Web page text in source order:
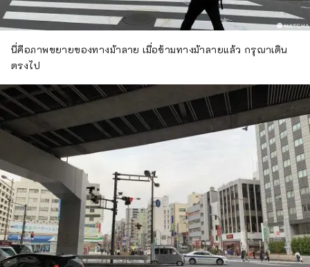
นี่คือภาพขยายของทางม้าลาย เมื่อข้ามทางม้าลายแล้ว กรุณาเดิน
ตรงไป